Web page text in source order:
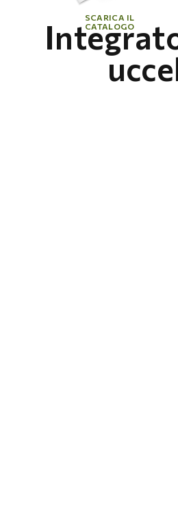
SCARICA IL
CATALOGO